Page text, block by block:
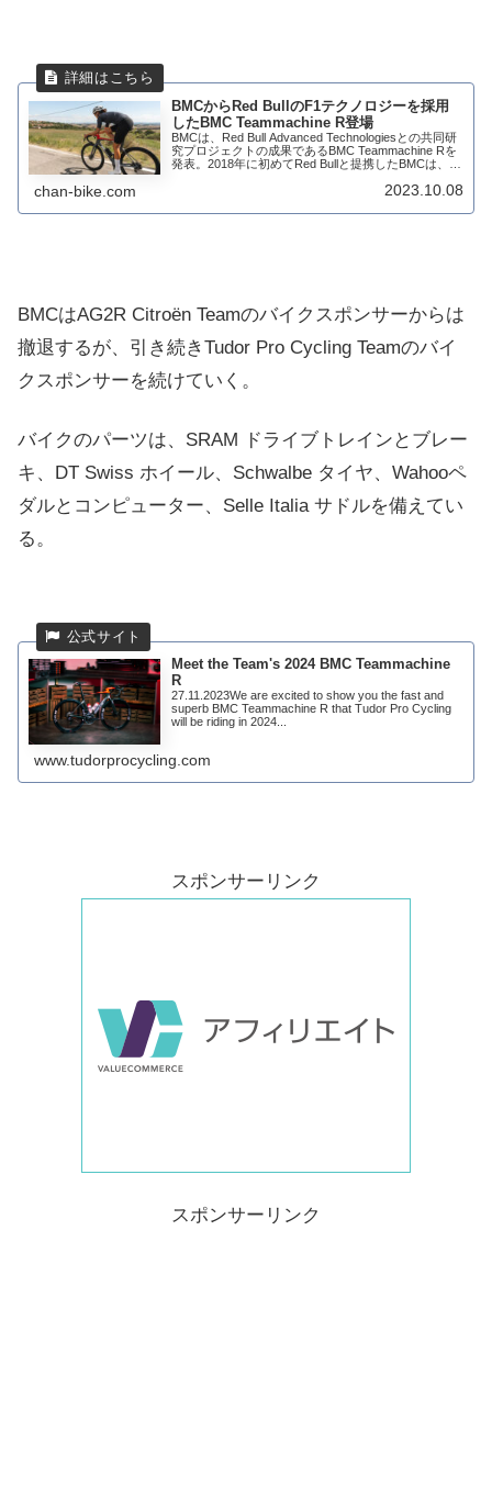
BMCからRed BullのF1テクノロジーを採用
したBMC Teammachine R登場
BMCは、Red Bull Advanced Technologiesとの共同研
究プロジェクトの成果であるBMC Teammachine Rを
発表。2018年に初めてRed Bullと提携したBMCは、そ
chan-bike.com 2023.10.08
BMCはAG2R Citroën Teamのバイクスポンサーからは
撤退するが、引き続きTudor Pro Cycling Teamのバイ
クスポンサーを続けていく。
バイクのパーツは、SRAM ドライブトレインとブレー
キ、DT Swiss ホイール、Schwalbe タイヤ、Wahooペ
ダルとコンピューター、Selle Italia サドルを備えてい
る。
Meet the Team's 2024 BMC Teammachine
R
27.11.2023We are excited to show you the fast and
superb BMC Teammachine R that Tudor Pro Cycling
will be riding in 2024...
www.tudorprocycling.com
スポンサーリンク
スポンサーリンク